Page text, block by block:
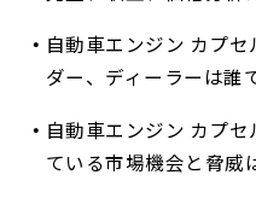
自動車エンジン カプ
ダー、ディーラーは誰
自動車エンジン カプ
ている市場機会と脅威